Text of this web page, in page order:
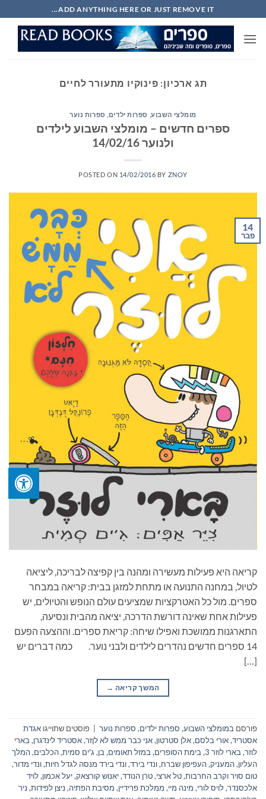
to
content
ADD ANYTHING HERE OR JUST REMOVE IT...
תג ארכיון: פינוקיו מתעורר לחיים
מומלצי השבוע, ספרות ילדים ספרות נוער
ספרים חדשים – מומלצי השבוע לילדים
ולנוער 14/02/16
POSTED ON 14/02/2016 BY ZNOY
14
פבר
קריאה היא פעילות מעשירה ומהנה בין קפיצה לבריכה, ליציאה
לטיול, במחנה התנועה או מתחת למזגן בבית: קריאה במבחר
ספרים. מול כל האטרקציות שמציעים עולם הנופש והטיולים, יש
פעילות אחת שאינה דורשת הדרכה, יציאה מהבית ונסיעה,
התארגנות ממושכת ואפילו שיחה: קריאת ספרים. וההצעה הפעם
14 ספרים חדשים נהדרים לילדים ולבני נוער. כמה דברים יש
[…]
המשך קריאה →
פורסם במומלצי השבוע, ספרות ילדים, ספרות נוער פוסטים שתוייגו אגדת
אסטריד,אורי בלסם,אלן סטרטון,אני כבר ממש לא לןזר,אסטריד לינדגרן, בארי
לוזר, בארי לוזר 3 , בימת הסופרים, במזל תאומים, בן, ג'ים סמית,הכלבים,המלך
העליון,המעניק,העפיפון שברח,ונדי בירד,ונדי בירד מנסה לגדל חיות,ונדי מדור,
טום סויר וקרב החרבות,טל ארצי,טרן הנודד,יאנוש קורצאק,יעל אכמון,לויד
אלכסנדר,לויס לורי, מינה מיי, ממלכת פרידיין, מסיבת הפתיה, ניצן לפידות, ניר